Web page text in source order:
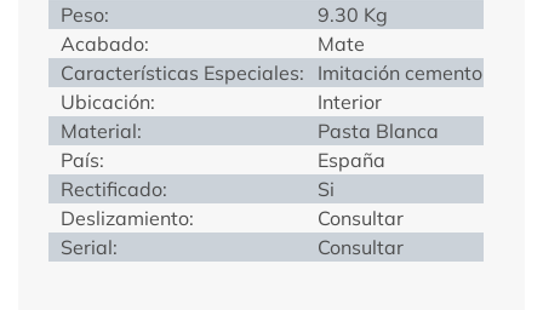
Peso:
9.30 Kg
Acabado:
Mate
Características Especiales:
Imitación cemento
Ubicación:
Interior
Material:
Pasta Blanca
País:
España
Rectificado:
Si
Deslizamiento:
Consultar
Serial:
Consultar